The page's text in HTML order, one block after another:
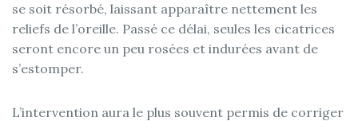
se soit résorbé, laissant apparaître nettement les
reliefs de l’oreille. Passé ce délai, seules les cicatrices
seront encore un peu rosées et indurées avant de
s’estomper.
L’intervention aura le plus souvent permis de corriger